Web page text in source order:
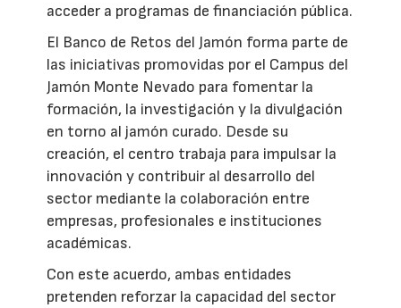
acceder a programas de financiación pública.
El Banco de Retos del Jamón forma parte de
las iniciativas promovidas por el Campus del
Jamón Monte Nevado para fomentar la
formación, la investigación y la divulgación
en torno al jamón curado. Desde su
creación, el centro trabaja para impulsar la
innovación y contribuir al desarrollo del
sector mediante la colaboración entre
empresas, profesionales e instituciones
académicas.
Con este acuerdo, ambas entidades
pretenden reforzar la capacidad del sector